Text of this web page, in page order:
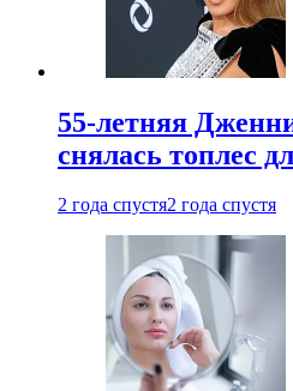
55-летняя
снялась топлес
2 года спустя2 года спустя